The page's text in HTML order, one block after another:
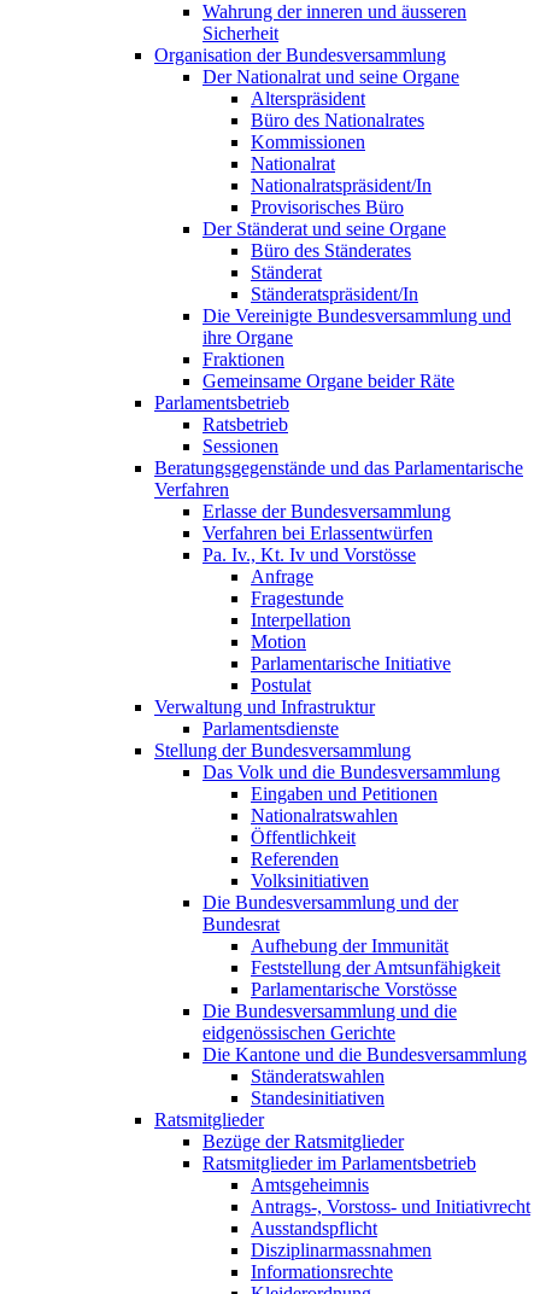
Wahrung der inneren und äusseren
Sicherheit
Organisation der Bundesversammlung
Der Nationalrat und seine Organe
Alterspräsident
Büro des Nationalrates
Kommissionen
Nationalrat
Nationalratspräsident/In
Provisorisches Büro
Der Ständerat und seine Organe
Büro des Ständerates
Ständerat
Ständeratspräsident/In
Die Vereinigte Bundesversammlung und
ihre Organe
Fraktionen
Gemeinsame Organe beider Räte
Parlamentsbetrieb
Ratsbetrieb
Sessionen
Beratungsgegenstände und das Parlamentarische
Verfahren
Erlasse der Bundesversammlung
Verfahren bei Erlassentwürfen
Pa. Iv., Kt. Iv und Vorstösse
Anfrage
Fragestunde
Interpellation
Motion
Parlamentarische Initiative
Postulat
Verwaltung und Infrastruktur
Parlamentsdienste
Stellung der Bundesversammlung
Das Volk und die Bundesversammlung
Eingaben und Petitionen
Nationalratswahlen
Öffentlichkeit
Referenden
Volksinitiativen
Die Bundesversammlung und der
Bundesrat
Aufhebung der Immunität
Feststellung der Amtsunfähigkeit
Parlamentarische Vorstösse
Die Bundesversammlung und die
eidgenössischen Gerichte
Die Kantone und die Bundesversammlung
Ständeratswahlen
Standesinitiativen
Ratsmitglieder
Bezüge der Ratsmitglieder
Ratsmitglieder im Parlamentsbetrieb
Amtsgeheimnis
Antrags-, Vorstoss- und Initiativrecht
Ausstandspflicht
Disziplinarmassnahmen
Informationsrechte